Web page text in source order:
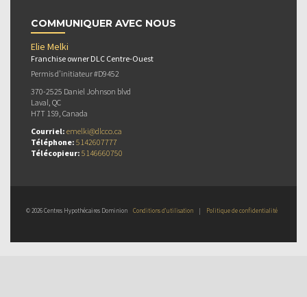
COMMUNIQUER AVEC NOUS
Elie Melki
Franchise owner DLC Centre-Ouest
Permis d’initiateur #D9452
370-2525 Daniel Johnson blvd
Laval, QC
H7T 1S9, Canada
Courriel: emelki@dlcco.ca
Téléphone: 5142607777
Télécopieur: 5146660750
© 2026 Centres Hypothécaires Dominion Conditions d’utilisation | Politique de confidentialité